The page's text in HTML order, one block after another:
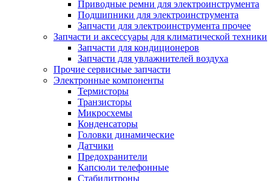
Приводные ремни для электроинструмента
Подшипники для электроинструмента
Запчасти для электроинструмента прочее
Запчасти и аксессуары для климатической техники
Запчасти для кондиционеров
Запчасти для увлажнителей воздуха
Прочие сервисные запчасти
Электронные компоненты
Термисторы
Транзисторы
Микросхемы
Конденсаторы
Головки динамические
Датчики
Предохранители
Капсюли телефонные
Стабилитроны